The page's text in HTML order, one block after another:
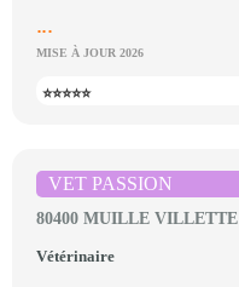
...
MISE À JOUR 2026
⭐⭐⭐⭐⭐
VET PASSION
80400 MUILLE VILLETTE
Vétérinaire